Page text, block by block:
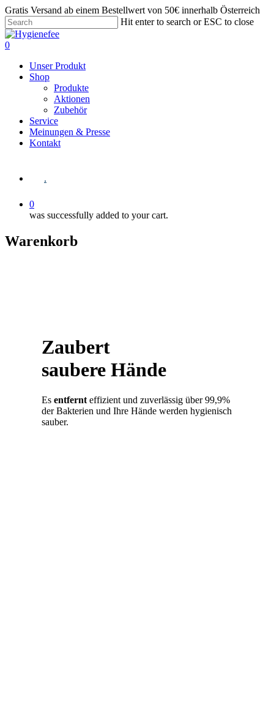
Gratis Versand ab einem Bestellwert von 50€ innerhalb Österreich
Hit enter to search or ESC to close
0
Unser Produkt
Shop
Produkte
Aktionen
Zubehör
Service
Meinungen & Presse
Kontakt
.
0
was successfully added to your cart.
Warenkorb
Zaubert
saubere Hände
Es entfernt effizient und zuverlässig über 99,9%
der Bakterien und Ihre Hände werden hygienisch
sauber.